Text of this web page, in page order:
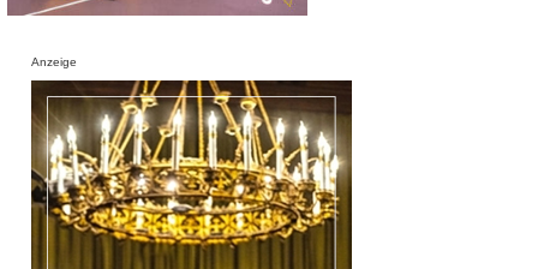
Anzeige